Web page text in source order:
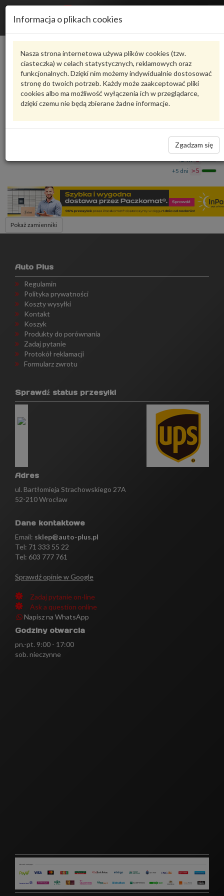
Informacja o plikach cookies
Nasza strona internetowa używa plików cookies (tzw.
ciasteczka) w celach statystycznych, reklamowych oraz
funkcjonalnych. Dzięki nim możemy indywidualnie dostosować
stronę do twoich potrzeb. Każdy może zaakceptować pliki
cookies albo ma możliwość wyłączenia ich w przeglądarce,
dzięki czemu nie będą zbierane żadne informacje.
Zgadzam się
Karta produktu
6R1823509GVAG
VAG - produkt oryginalny VW AUDI SEAT SKODA
Zamek maski - część dolna 6R1823509G VAG
349,70 zł
Dostępność
Wrocław 0
+24 h 6
+5 dni >5
Pokaż zamienniki
Auto Plus
Regulamin
Polityka prywatności
Koszty wysyłki
Kontakt
Koszyk
Produkty do porównania
Zadaj pytanie
Protokół reklamacji
Formularz zwrotu
Sprawdź status przesyłki
Adres
ul. Bartłomieja Strachowskiego 27A
52-210 Wrocław
Dane kontaktowe
Email: sklep@auto-plus.pl
Tel: 71 333 55 22
Tel: 603 777 761
Sprawdź opinie w Google
Zadaj pytanie on-line
Ask a question online
Napisz na WhatsApp
Godziny otwarcia
pn.-pt. 9:00 - 17:00
sob. nieczynne